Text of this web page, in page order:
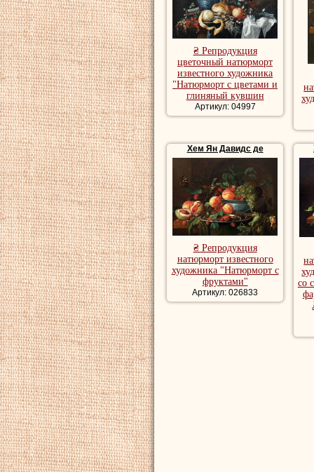
₴ Репродукция
цветочный натюрморт
известного художника
"Натюрморт с цветами и
глиняный кувшин
Артикул: 04997
Хем Ян Давидс де
₴ Репродукция
натюрморт известного
художника "Натюрморт с
фруктами"
Артикул: 026833
со